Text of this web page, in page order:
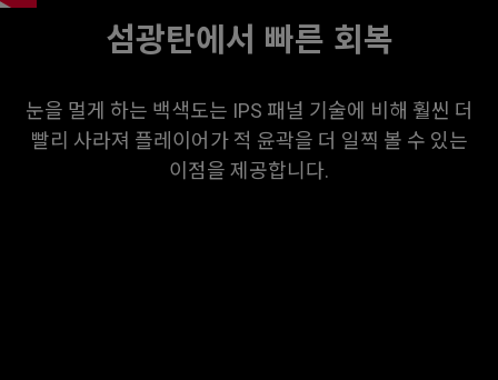
섬광탄에서 빠른 회복
눈을 멀게 하는 백색도는 IPS 패널 기술에 비해 훨씬 더
빨리 사라져 플레이어가 적 윤곽을 더 일찍 볼 수 있는
이점을 제공합니다.